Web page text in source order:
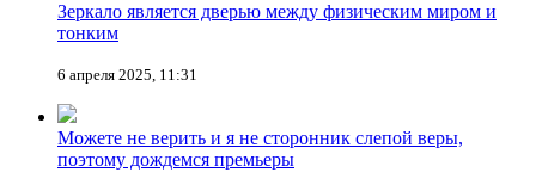
Зеркало является дверью между физическим миром и
тонким
6 апреля 2025, 11:31
Можете не верить и я не сторонник слепой веры,
поэтому дождемся премьеры